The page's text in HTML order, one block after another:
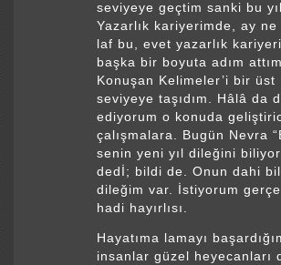
seviyeye geçtim sanki bu
Yazarlık kariyerimde, ay
laf bu, evet yazarlık
başka bir boyuta adım
Konuşan Kelimeler’i bir üst
seviyeye taşıdım. Hâlâ da
ediyorum o konuda
çalışmalara. Bugün Nevra
senin yeni yıl dileğini
dedİ; bildi de. Onun dahi
dileğim var. İstiyorum
hadi hayırlısı.
Hayatıma lamayı
insanlar güzel heyecanları